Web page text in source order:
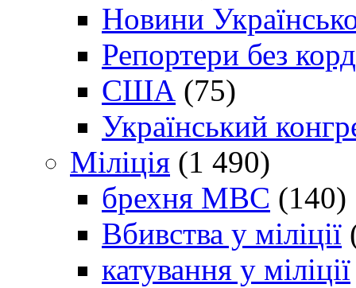
Новини
Репортери без
США (75)
Український
Міліція (1 490)
брехня МВС (140)
Вбивства у міліції
катування у міліції